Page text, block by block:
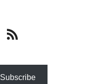
Subscribe